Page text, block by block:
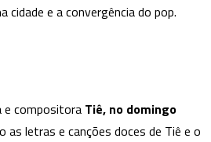
e a convergência do pop.
e compositora Tiê, no domingo
as letras e canções doces de Tiê e o